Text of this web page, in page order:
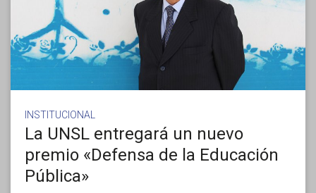
INSTITUCIONAL
La UNSL entregará un nuevo
premio «Defensa de la Educación
Pública»